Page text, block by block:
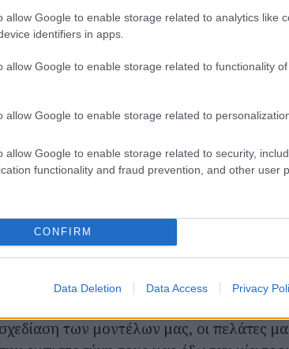
allow Google to enable storage related to analytics like
identifiers in apps.
allow Google to enable storage related to functionality
allow Google to enable storage related to
allow Google to enable storage related to security,
functionality and fraud prevention, and other user
CONFIRM
Data Deletion Data Access Privacy
παγκοσμίως.
των μοντέλων μας, οι πελάτες